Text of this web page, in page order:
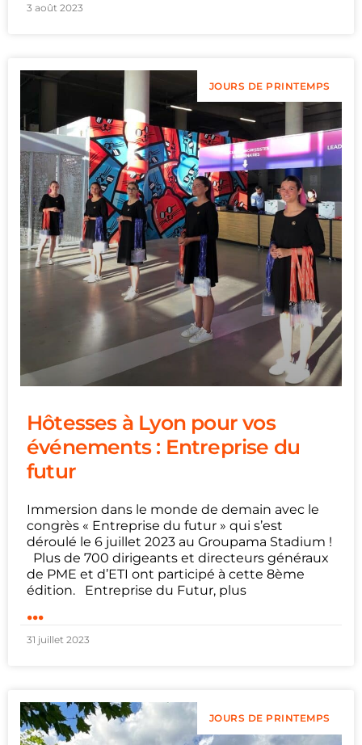
3 août 2023
JOURS DE PRINTEMPS
Hôtesses à Lyon pour vos
événements : Entreprise du
futur
Immersion dans le monde de demain avec le
congrès « Entreprise du futur » qui s’est
déroulé le 6 juillet 2023 au Groupama Stadium !
Plus de 700 dirigeants et directeurs généraux
de PME et d’ETI ont participé à cette 8ème
édition. Entreprise du Futur, plus
...
31 juillet 2023
JOURS DE PRINTEMPS